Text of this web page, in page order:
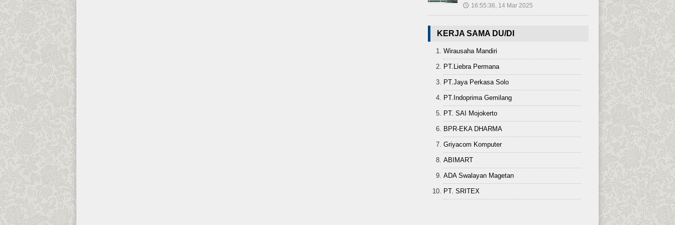
🕔 16:55:36, 14 Mar 2025
KERJA SAMA DU/DI
Wirausaha Mandiri
PT.Liebra Permana
PT.Jaya Perkasa Solo
PT.Indoprima Gemilang
PT. SAI Mojokerto
BPR-EKA DHARMA
Griyacom Komputer
ABIMART
ADA Swalayan Magetan
PT. SRITEX